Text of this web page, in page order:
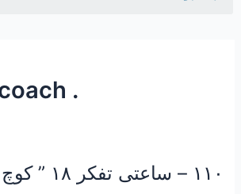
. I am a coach
۱۱۰ – ساعتی تفکر ۱۸ ” کوچ و کوچینگ “
۱۱۰